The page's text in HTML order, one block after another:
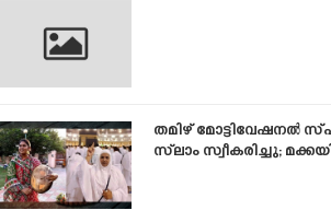
തമിഴ് മോട്ടിവേഷനൽ
സ്‌ലാം സ്വീകരിച്ചു;